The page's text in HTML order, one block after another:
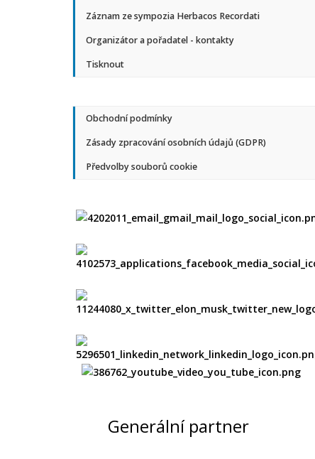
Záznam ze sympozia Herbacos Recordati
Organizátor a pořadatel - kontakty
Tisknout
Obchodní podmínky
Zásady zpracování osobních údajů (GDPR)
Předvolby souborů cookie
Generální partner